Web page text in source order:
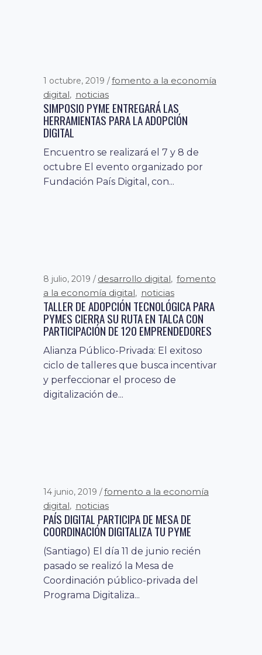
1 octubre, 2019
fomento a la economía
digital, noticias
SIMPOSIO PYME ENTREGARÁ LAS
HERRAMIENTAS PARA LA ADOPCIÓN
DIGITAL
Encuentro se realizará el 7 y 8 de
octubre El evento organizado por
Fundación País Digital, con...
8 julio, 2019 desarrollo digital, fomento
a la economía digital, noticias
TALLER DE ADOPCIÓN TECNOLÓGICA PARA
PYMES CIERRA SU RUTA EN TALCA CON
PARTICIPACIÓN DE 120 EMPRENDEDORES
Alianza Público-Privada: El exitoso
ciclo de talleres que busca incentivar
y perfeccionar el proceso de
digitalización de...
14 junio, 2019
fomento a la economía
digital, noticias
PAÍS DIGITAL PARTICIPA DE MESA DE
COORDINACIÓN DIGITALIZA TU PYME
(Santiago) El día 11 de junio recién
pasado se realizó la Mesa de
Coordinación público-privada del
Programa Digitaliza...